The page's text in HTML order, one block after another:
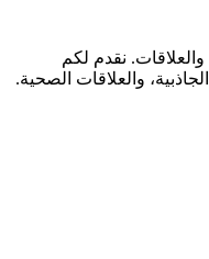
نقدم لكم
والعلاقات الصحية.